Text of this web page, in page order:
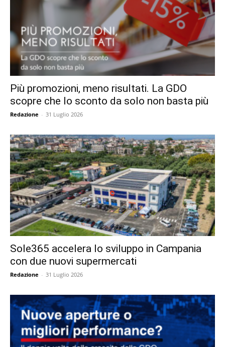
Più promozioni, meno risultati. La GDO
scopre che lo sconto da solo non basta più
Redazione - 31 Luglio 2026
Sole365 accelera lo sviluppo in Campania
con due nuovi supermercati
Redazione - 31 Luglio 2026